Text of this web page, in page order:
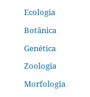
Ecologia
Botânica
Genética
Zoologia
Morfologia